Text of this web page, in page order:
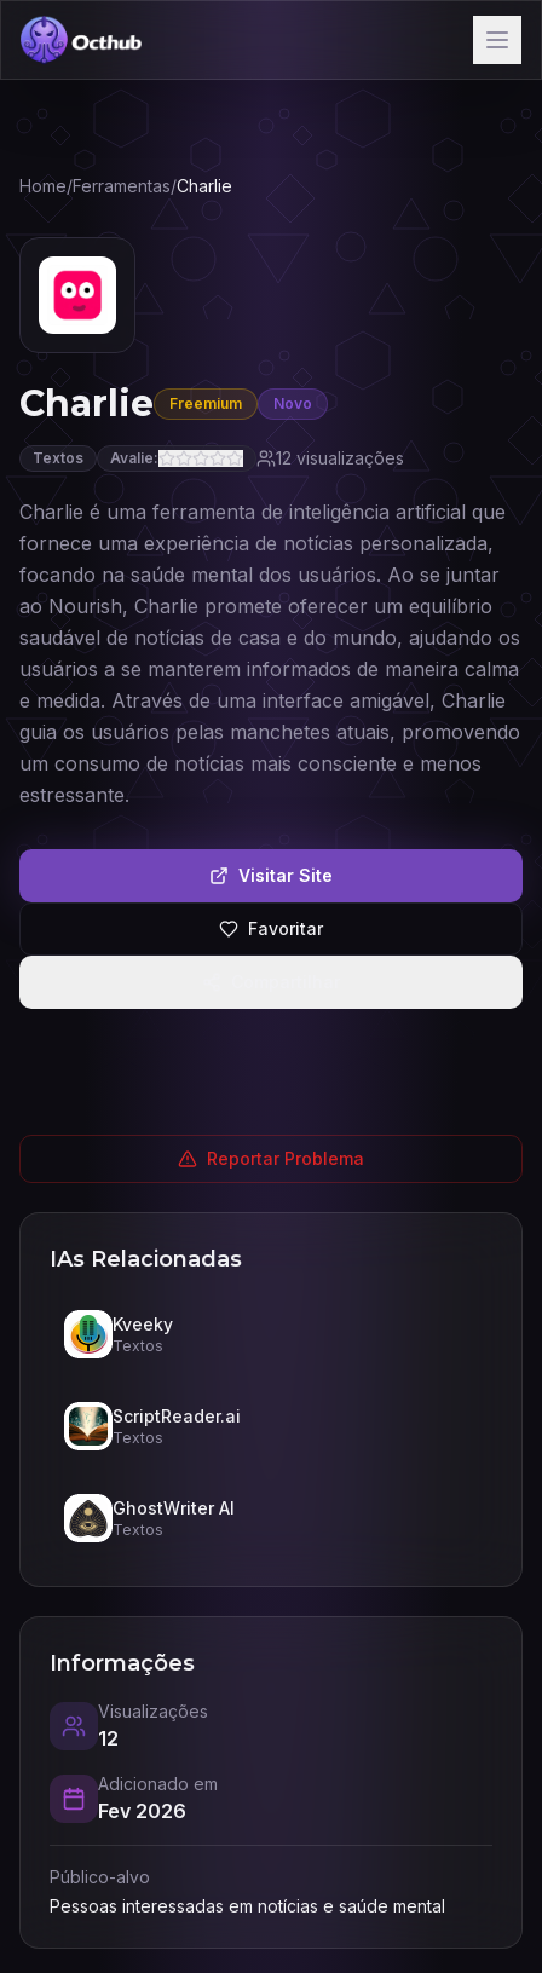
Home/Ferramentas/Charlie
Charlie Freemium Novo
Textos Avalie: 12visualizações
Charlie é uma ferramenta de inteligência artificial que
fornece uma experiência de notícias personalizada,
focando na saúde mental dos usuários. Ao se juntar
ao Nourish, Charlie promete oferecer um equilíbrio
saudável de notícias de casa e do mundo, ajudando os
usuários a se manterem informados de maneira calma
e medida. Através de uma interface amigável, Charlie
guia os usuários pelas manchetes atuais, promovendo
um consumo de notícias mais consciente e menos
estressante.
Visitar Site
Favoritar
Reportar Problema
IAs Relacionadas
Kveeky
Textos
ScriptReader.ai
Textos
GhostWriter AI
Textos
Informações
Visualizações
12
Adicionado em
Fev 2026
Público-alvo
Pessoas interessadas em notícias e saúde mental